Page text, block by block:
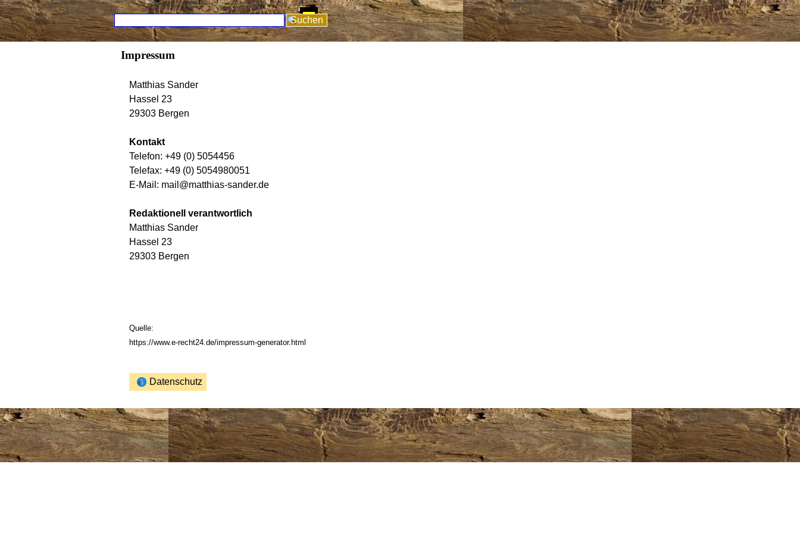
Direkt zum Seiteninhalt
Menü überspringen
Suchen
Impressum
Matthias Sander
Hassel 23
29303 Bergen
Kontakt
Telefon: +49 (0) 5054456
Telefax: +49 (0) 5054980051
E-Mail: mail@matthias-sander.de
Redaktionell verantwortlich
Matthias Sander
Hassel 23
29303 Bergen
Quelle:
https://www.e-recht24.de/impressum-generator.html
Datenschutz